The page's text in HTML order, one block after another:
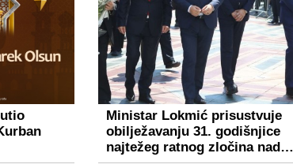
Ministar Lokmić prisustvuje
obilježavanju 31. godišnjice
najtežeg ratnog zločina nad…